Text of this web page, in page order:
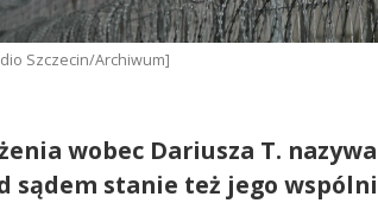
Szczecin/Archiwum]
wobec Dariusza T.
sądem stanie też jego